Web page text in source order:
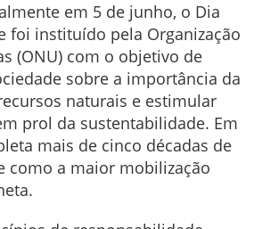
em 5 de junho, o Dia
foi instituído pela Organização
(ONU) com o objetivo de
sobre a importância da
naturais e estimular
prol da sustentabilidade. Em
mais de cinco décadas de
como a maior mobilização